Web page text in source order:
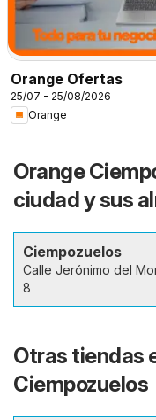
Orange Ofertas
25/07 - 25/08/2026
Orange
Orange
ciudad y sus
Ciempozuelos
Calle Jerónimo del
8
Otras tiendas
Ciempozuelos